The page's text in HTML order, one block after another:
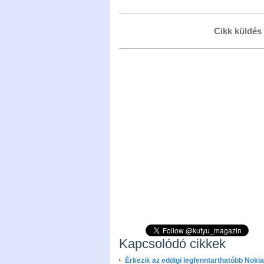
Cikk küldés
Kapcsolódó cikkek
Érkezik az eddigi legfenntarthatóbb Nokia